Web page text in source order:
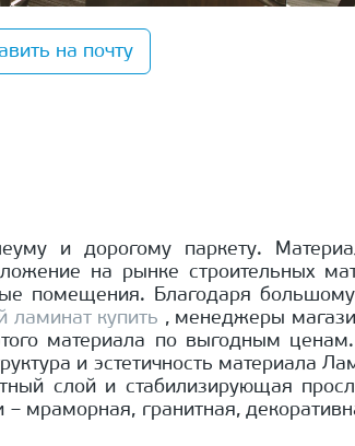
на почту
и дорогому паркету.
на рынке строительных
помещения. Благодаря
ламинат купить , менеджеры
материала по выгодным
и эстетичность материала
слой и стабилизирующая
мраморная, гранитная,